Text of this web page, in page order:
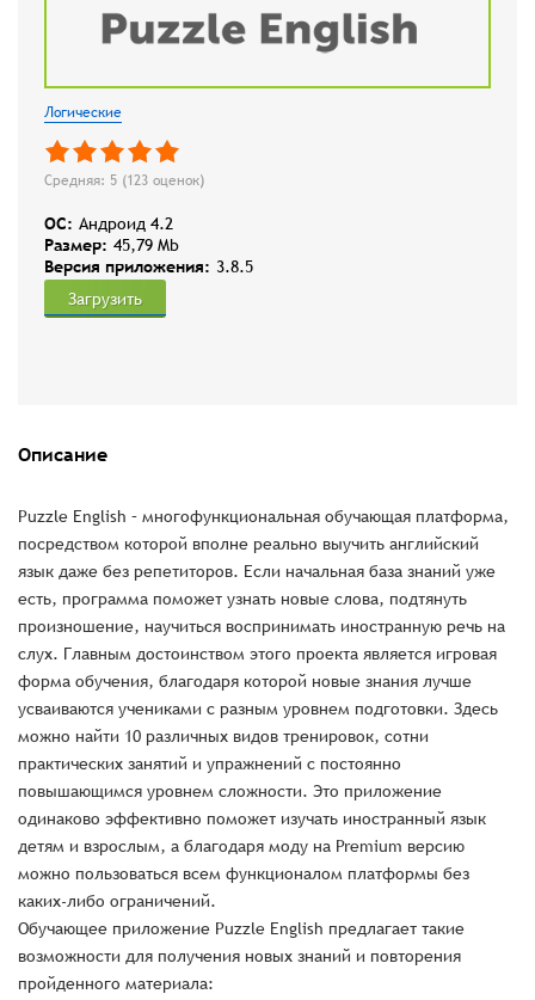
Логические
Средняя: 5 (123 оценок)
OC: Андроид 4.2
Размер: 45,79 Mb
Версия приложения: 3.8.5
Загрузить
Описание
Puzzle English – многофункциональная обучающая платформа,
посредством которой вполне реально выучить английский
язык даже без репетиторов. Если начальная база знаний уже
есть, программа поможет узнать новые слова, подтянуть
произношение, научиться воспринимать иностранную речь на
слух. Главным достоинством этого проекта является игровая
форма обучения, благодаря которой новые знания лучше
усваиваются учениками с разным уровнем подготовки. Здесь
можно найти 10 различных видов тренировок, сотни
практических занятий и упражнений с постоянно
повышающимся уровнем сложности. Это приложение
одинаково эффективно поможет изучать иностранный язык
детям и взрослым, а благодаря моду на Premium версию
можно пользоваться всем функционалом платформы без
каких-либо ограничений.
Обучающее приложение Puzzle English предлагает такие
возможности для получения новых знаний и повторения
пройденного материала: